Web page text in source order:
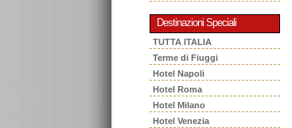
Destinazioni Speciali
TUTTA ITALIA
Terme di Fiuggi
Hotel Napoli
Hotel Roma
Hotel Milano
Hotel Venezia